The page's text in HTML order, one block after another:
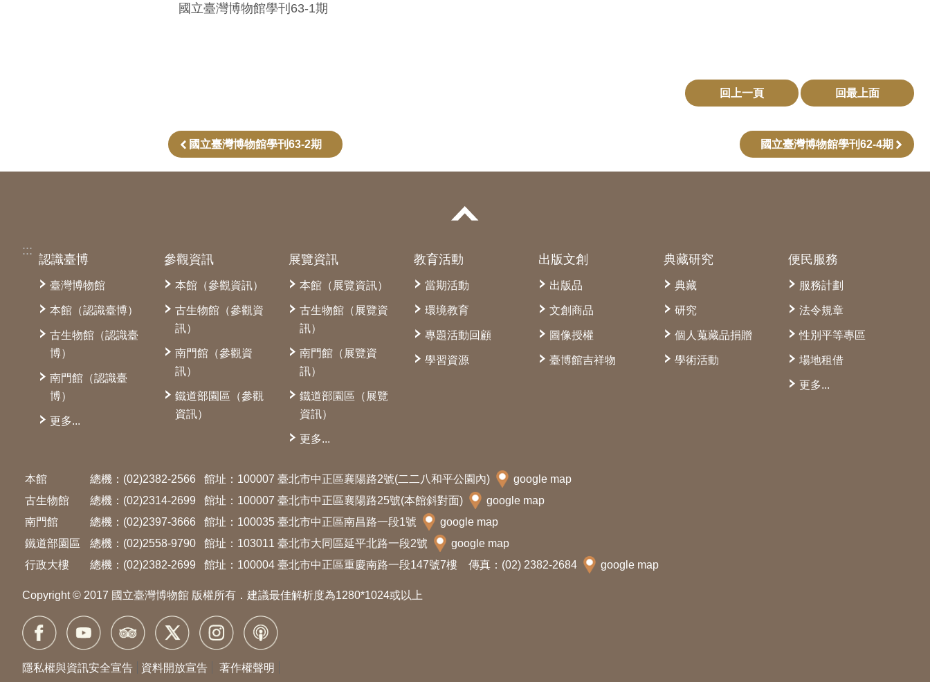
國立臺灣博物館學刊63-1期
回上一頁 回最上面
國立臺灣博物館學刊63-2期 國立臺灣博物館學刊62-4期
:::
認識臺博
臺灣博物館
本館（認識臺博）
古生物館（認識臺
博）
南門館（認識臺
博）
更多...
參觀資訊
本館（參觀資訊）
古生物館（參觀資
訊）
南門館（參觀資
訊）
鐵道部園區（參觀
資訊）
展覽資訊
本館（展覽資訊）
古生物館（展覽資
訊）
南門館（展覽資
訊）
鐵道部園區（展覽
資訊）
更多...
教育活動
當期活動
環境教育
專題活動回顧
學習資源
出版文創
出版品
文創商品
圖像授權
臺博館吉祥物
典藏研究
典藏
研究
個人蒐藏品捐贈
學術活動
便民服務
服務計劃
法令規章
性別平等專區
場地租借
更多...
本館 總機：(02)2382-2566 館址：100007 臺北市中正區襄陽路2號(二二八和平公園內)
google map
古生物館
總機：(02)2314-2699 館址：100007 臺北市中正區襄陽路25號(本館斜對面)
google map
南門館
總機：(02)2397-3666 館址：100035 臺北市中正區南昌路一段1號
google map
鐵道部園區
總機：(02)2558-9790 館址：103011 臺北市大同區延平北路一段2號
google map
行政大樓
總機：(02)2382-2699 館址：100004 臺北市中正區重慶南路一段147號7樓 傳真：(02) 2382-2684 google map
Copyright © 2017 國立臺灣博物館 版權所有．建議最佳解析度為1280*1024或以上
隱私權與資訊安全宣告 資料開放宣告 著作權聲明